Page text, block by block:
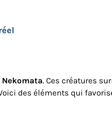
. Ces créatures
des éléments qui